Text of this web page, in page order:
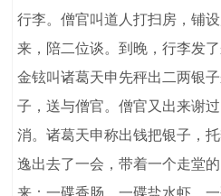
行李。僧官叫道人打扫房，铺
来，陪二位谈。到晚，行李发
金铉叫诸葛天申先秤出二两银
子，送与僧官。僧官又出来谢
消。诸葛天申称出钱把银子，
逸出去了一会，带着一个走堂